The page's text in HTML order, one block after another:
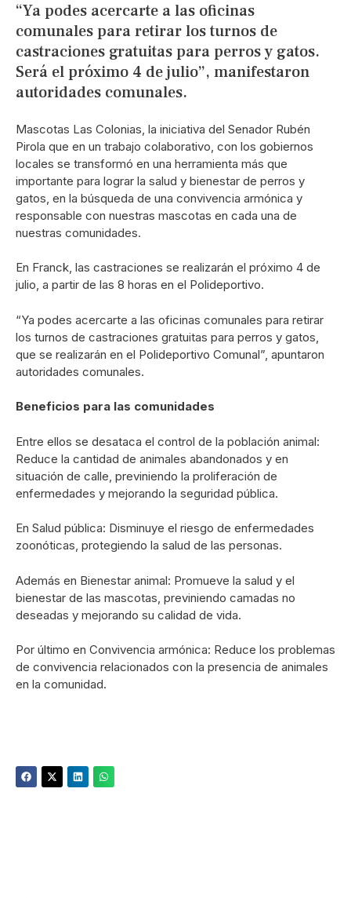
“Ya podes acercarte a las oficinas
comunales para retirar los turnos de
castraciones gratuitas para perros y gatos.
Será el próximo 4 de julio”, manifestaron
autoridades comunales.
Mascotas Las Colonias, la iniciativa del Senador Rubén
Pirola que en un trabajo colaborativo, con los gobiernos
locales se transformó en una herramienta más que
importante para lograr la salud y bienestar de perros y
gatos, en la búsqueda de una convivencia armónica y
responsable con nuestras mascotas en cada una de
nuestras comunidades.
En Franck, las castraciones se realizarán el próximo 4 de
julio, a partir de las 8 horas en el Polideportivo.
“Ya podes acercarte a las oficinas comunales para retirar
los turnos de castraciones gratuitas para perros y gatos,
que se realizarán en el Polideportivo Comunal”, apuntaron
autoridades comunales.
Beneficios para las comunidades
Entre ellos se desataca el control de la población animal:
Reduce la cantidad de animales abandonados y en
situación de calle, previniendo la proliferación de
enfermedades y mejorando la seguridad pública.
En Salud pública: Disminuye el riesgo de enfermedades
zoonóticas, protegiendo la salud de las personas.
Además en Bienestar animal: Promueve la salud y el
bienestar de las mascotas, previniendo camadas no
deseadas y mejorando su calidad de vida.
Por último en Convivencia armónica: Reduce los problemas
de convivencia relacionados con la presencia de animales
en la comunidad.